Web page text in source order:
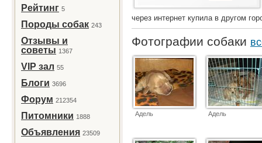
Рейтинг 5
Породы собак 243
Отзывы и
советы 1367
VIP зал 55
Блоги 3696
Форум 212354
Питомники 1888
Объявления 23509
через интернет купила в другом
Фотографии собаки
Адель Адель